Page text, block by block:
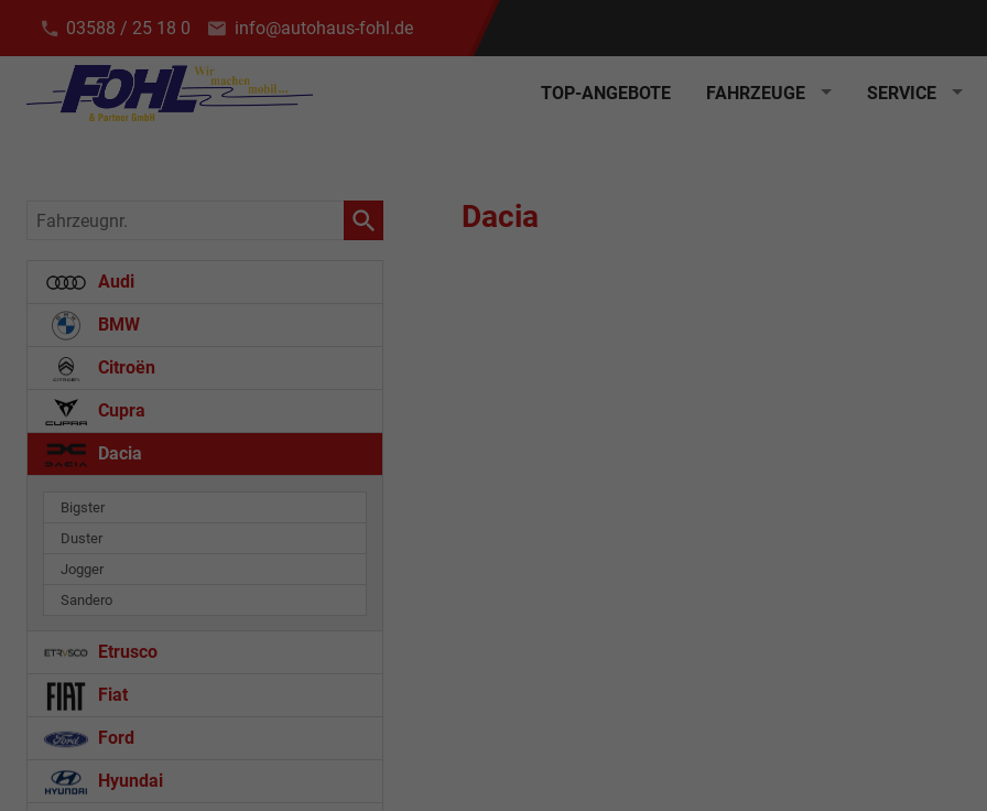
03588 / 25 18 0 info@autohaus-fohl.de
TOP-ANGEBOTE FAHRZEUGE SERVICE
Dacia
Fahrzeugnr.
Audi
BMW
Citroën
Cupra
Dacia
Bigster
Duster
Jogger
Sandero
Etrusco
Fiat
Ford
Hyundai